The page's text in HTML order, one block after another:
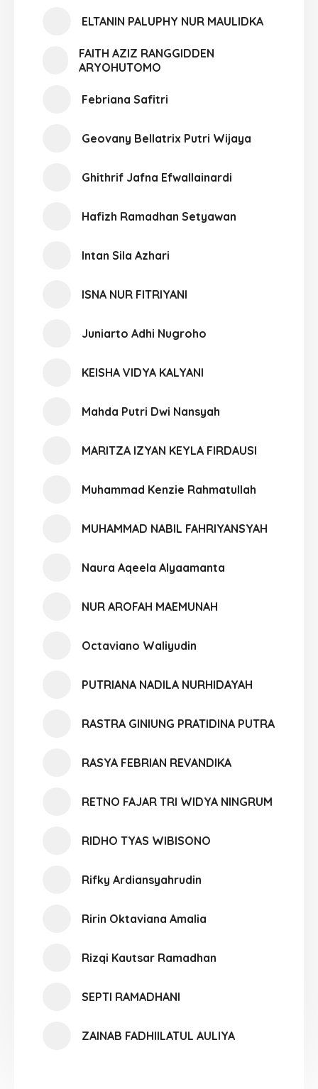
ELTANIN PALUPHY NUR MAULIDKA
FAITH AZIZ RANGGIDDEN
ARYOHUTOMO
Febriana Safitri
Geovany Bellatrix Putri Wijaya
Ghithrif Jafna Efwallainardi
Hafizh Ramadhan Setyawan
Intan Sila Azhari
ISNA NUR FITRIYANI
Juniarto Adhi Nugroho
KEISHA VIDYA KALYANI
Mahda Putri Dwi Nansyah
MARITZA IZYAN KEYLA FIRDAUSI
Muhammad Kenzie Rahmatullah
MUHAMMAD NABIL FAHRIYANSYAH
Naura Aqeela Alyaamanta
NUR AROFAH MAEMUNAH
Octaviano Waliyudin
PUTRIANA NADILA NURHIDAYAH
RASTRA GINIUNG PRATIDINA PUTRA
RASYA FEBRIAN REVANDIKA
RETNO FAJAR TRI WIDYA NINGRUM
RIDHO TYAS WIBISONO
Rifky Ardiansyahrudin
Ririn Oktaviana Amalia
Rizqi Kautsar Ramadhan
SEPTI RAMADHANI
ZAINAB FADHIILATUL AULIYA